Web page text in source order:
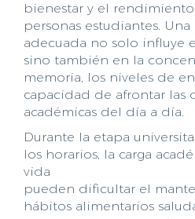
bienestar y el
personas estudiantes.
adecuada no solo influye
sino también en la
memoria, los niveles de
capacidad de afrontar las
académicas del día a día.
Durante la etapa
los horarios, la carga
vida
pueden dificultar el
hábitos alimentarios